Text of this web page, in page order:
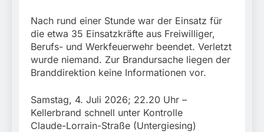
Nach rund einer Stunde war der Einsatz für
die etwa 35 Einsatzkräfte aus Freiwilliger,
Berufs- und Werkfeuerwehr beendet. Verletzt
wurde niemand. Zur Brandursache liegen der
Branddirektion keine Informationen vor.
Samstag, 4. Juli 2026; 22.20 Uhr –
Kellerbrand schnell unter Kontrolle
Claude-Lorrain-Straße (Untergiesing)